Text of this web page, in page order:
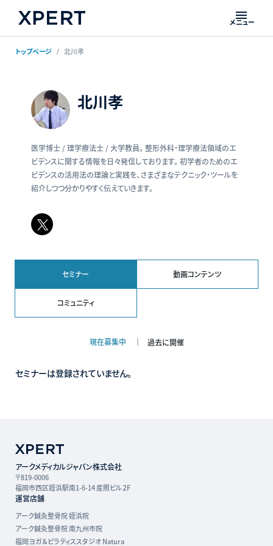
メニュー
トップページ 北川孝
北川孝
医学博士 / 理学療法士 / 大学教員。 整形外科・理学療法領域のエ
ビデンスに関する情報を日々発信しております。 初学者のためのエ
ビデンスの活用法の理論と実践を、さまざまなテクニック・ツールを
紹介しつつ分かりやすく伝えていきます。
𝕏
セミナー 動画コンテンツ
コミュニティ
現在募集中 過去に開催
セミナーは登録されていません。
アークメディカルジャパン株式会社
〒819-0006
福岡市西区姪浜駅南1-6-14 産照ビル２F
運営店舗
アーク鍼灸整骨院 姪浜院
アーク鍼灸整骨院 南九州市院
福岡ヨガ＆ピラティススタジオ Natura